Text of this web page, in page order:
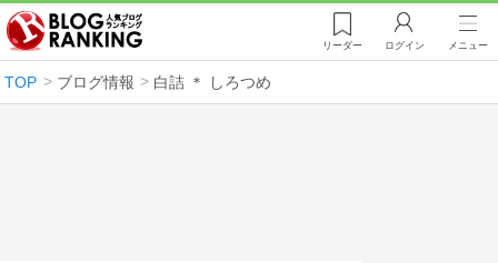
リーダー ログイン メニュー
TOP ブログ情報 白詰 ＊ しろつめ